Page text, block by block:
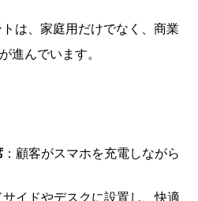
は、家庭用だけでなく、商業
進んでいます。
：顧客がスマホを充電しながら
イドやデスクに設置し、快適